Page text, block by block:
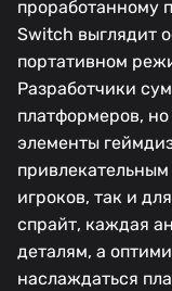
проработанному
Switch выглядит
портативном
Разработчики
платформеров,
элементы
игроков, так и
спрайт, каждая
деталям, а
наслаждаться